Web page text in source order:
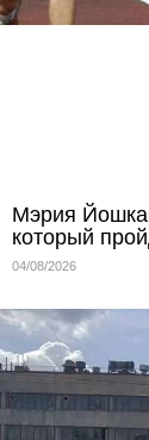
Мэрия
который
04/08/2026